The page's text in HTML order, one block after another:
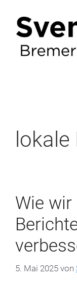
Inhalt
springen
lokale
Wie
5. Mai 2025 von